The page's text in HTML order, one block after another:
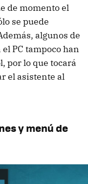
de momento el
se puede
algunos de
PC tampoco han
por lo que tocará
el asistente al
y menú de